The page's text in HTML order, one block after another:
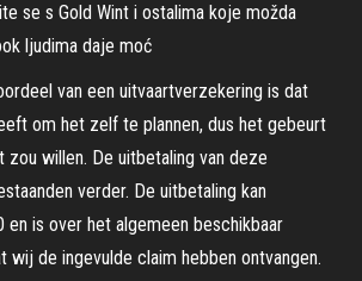
se s Gold Wint i ostalima koje možda
ljudima daje moć
van een uitvaartverzekering is dat
om het zelf te plannen, dus het gebeurt
zou willen. De uitbetaling van deze
verder. De uitbetaling kan
en is over het algemeen beschikbaar
wij de ingevulde claim hebben ontvangen.